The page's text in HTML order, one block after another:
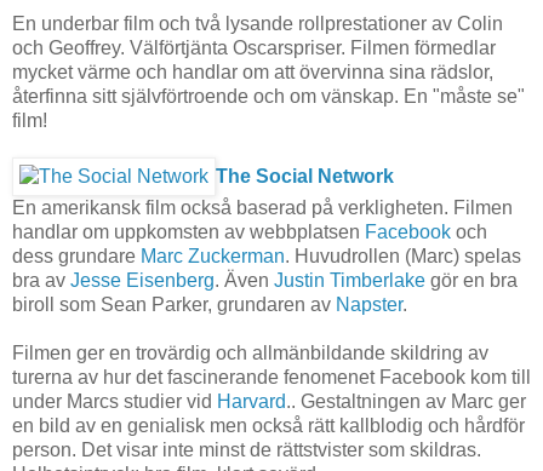
En underbar film och två lysande rollprestationer av Colin
och Geoffrey. Välförtjänta Oscarspriser. Filmen förmedlar
mycket värme och handlar om att övervinna sina rädslor,
återfinna sitt självförtroende och om vänskap. En "måste se"
film!
The Social Network
En amerikansk film också baserad på verkligheten. Filmen
handlar om uppkomsten av webbplatsen Facebook och
dess grundare Marc Zuckerman. Huvudrollen (Marc) spelas
bra av Jesse Eisenberg. Även Justin Timberlake gör en bra
biroll som Sean Parker, grundaren av Napster.
Filmen ger en trovärdig och allmänbildande skildring av
turerna av hur det fascinerande fenomenet Facebook kom till
under Marcs studier vid Harvard.. Gestaltningen av Marc ger
en bild av en genialisk men också rätt kallblodig och hårdför
person. Det visar inte minst de rättstvister som skildras.